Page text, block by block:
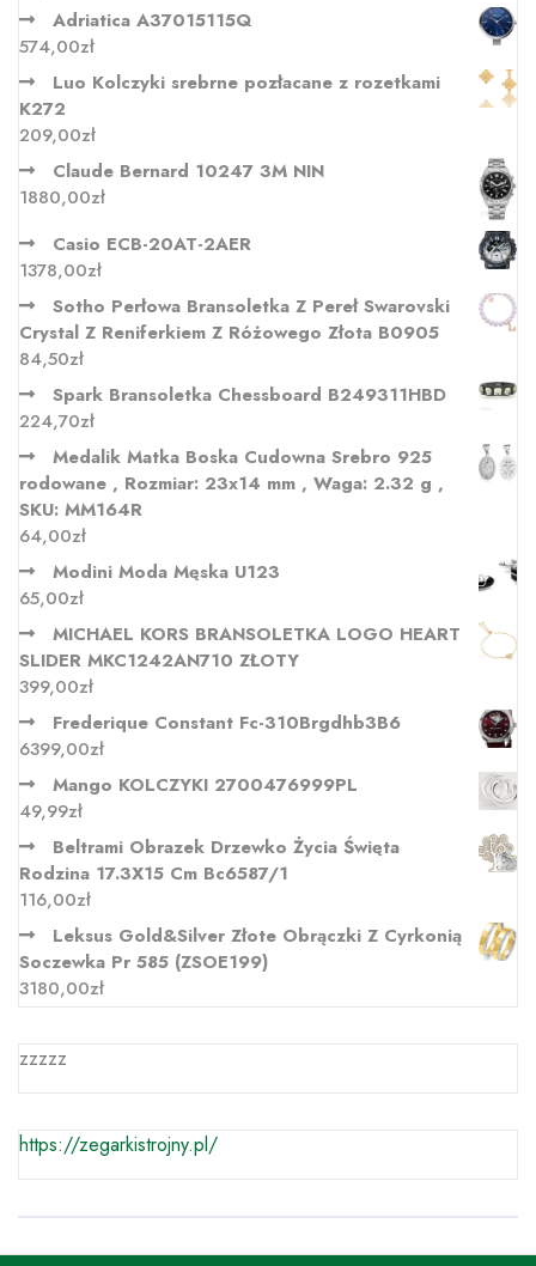
Adriatica A37015115Q
574,00zł
Luo Kolczyki srebrne pozłacane z rozetkami
K272
209,00zł
Claude Bernard 10247 3M NIN
1880,00zł
Casio ECB-20AT-2AER
1378,00zł
Sotho Perłowa Bransoletka Z Pereł Swarovski
Crystal Z Reniferkiem Z Różowego Złota B0905
84,50zł
Spark Bransoletka Chessboard B249311HBD
224,70zł
Medalik Matka Boska Cudowna Srebro 925
rodowane , Rozmiar: 23x14 mm , Waga: 2.32 g ,
SKU: MM164R
64,00zł
Modini Moda Męska U123
65,00zł
MICHAEL KORS BRANSOLETKA LOGO HEART
SLIDER MKC1242AN710 ZŁOTY
399,00zł
Frederique Constant Fc-310Brgdhb3B6
6399,00zł
Mango KOLCZYKI 2700476999PL
49,99zł
Beltrami Obrazek Drzewko Życia Święta
Rodzina 17.3X15 Cm Bc6587/1
116,00zł
Leksus Gold&Silver Złote Obrączki Z Cyrkonią
Soczewka Pr 585 (ZSOE199)
3180,00zł
zzzzz
https://zegarkistrojny.pl/